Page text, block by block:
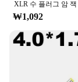
₩1,092